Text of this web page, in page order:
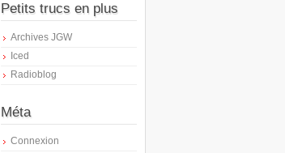
Petits trucs en plus
Archives JGW
Iced
Radioblog
Méta
Connexion